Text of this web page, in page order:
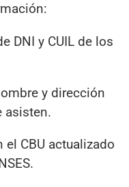
DNI y CUIL de los
y dirección
asisten.
CBU actualizado